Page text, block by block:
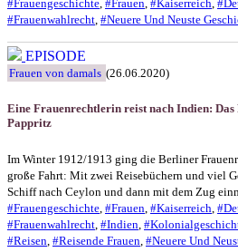
#Frauengeschichte #Frauen #Kaiserreich
#Frauenwahlrecht #Neuere Und Neuste
EPISODE
Frauen von damals (26.06.2020)
Eine Frauenrechtlerin reist nach Indien: Das
Pappritz
Im Winter 1912/1913 ging die Berliner
große Fahrt: Mit zwei Reisebüchern und viel
Schiff nach Ceylon und dann mit dem Zug
#Frauengeschichte #Frauen #Kaiserreich
#Frauenwahlrecht #Indien
#Reisen #Reisende Frauen #Neuere Und